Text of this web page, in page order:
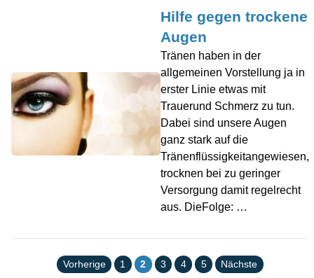
Hilfe gegen trockene
Augen
Tränen haben in der
allgemeinen Vorstellung ja in
erster Linie etwas mit
Trauerund Schmerz zu tun.
Dabei sind unsere Augen
ganz stark auf die
Tränenflüssigkeitangewiesen,
trocknen bei zu geringer
Versorgung damit regelrecht
aus. DieFolge: …
Vorherige 1 2 3 4 5 Nächste